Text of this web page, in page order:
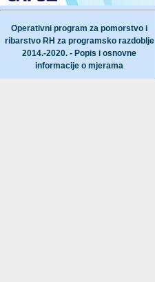
Operativni program za pomorstvo i
ribarstvo RH za programsko razdoblje
2014.-2020. - Popis i osnovne
informacije o mjerama